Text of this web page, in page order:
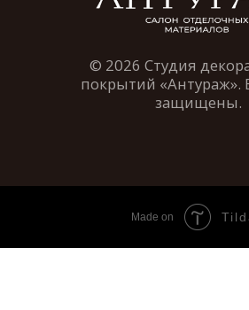
Made on